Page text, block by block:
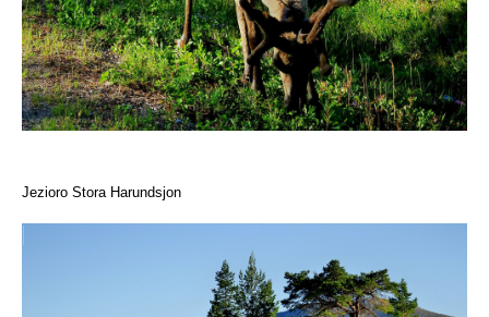
Jezioro Stora Harundsjon